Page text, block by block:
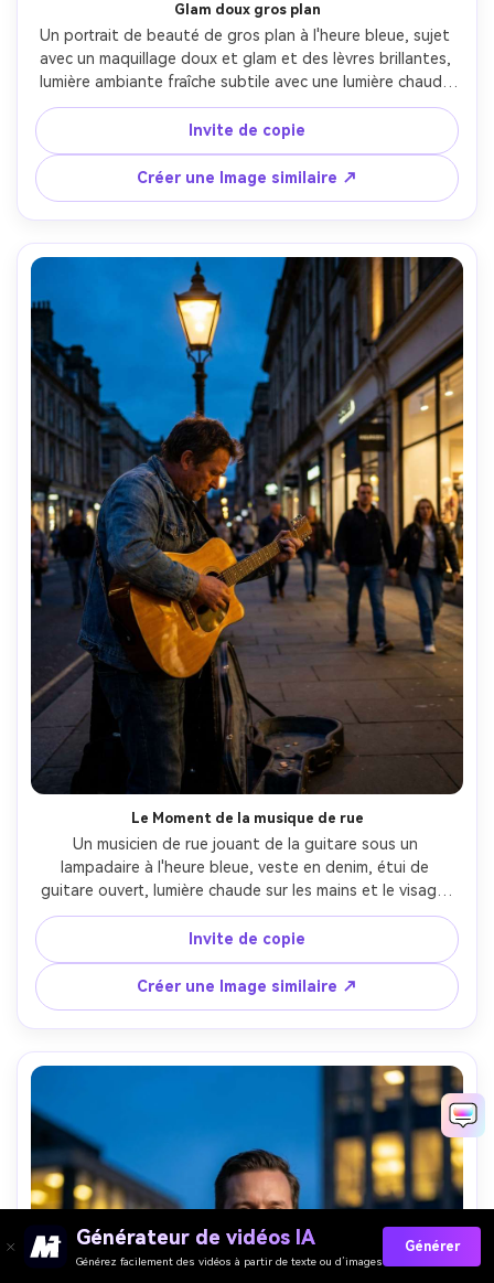
Glam doux gros plan
Un portrait de beauté de gros plan à l'heure bleue, sujet
avec un maquillage doux et glam et des lèvres brillantes,
lumière ambiante fraîche subtile avec une lumière chaude
de bord de lampadaire, lumières floues de la ville en
arrière-plan, prise sur Sony A7IV, 85mm f/1.4, cadre serré,
tack-yeux tranchants, bokeh crémeux, photographie de
beauté éditoriale, photoréaliste- -ar 4:5
Invite de copie
Créer une Image similaire ↗
Le Moment de la musique de rue
Un musicien de rue jouant de la guitare sous un
lampadaire à l'heure bleue, veste en denim, étui de
guitare ouvert, lumière chaude sur les mains et le visage,
ciel bleu frais et les piétons de passage doucement flou,
tourné sur Canon R6, 50mm f/1.8, cadre à mi-prise,
sensation documentaire, contraste riche, détails ultra-
réalistes-AR 4:5
Invite de copie
Créer une Image similaire ↗
Générateur de vidéos IA
Générez facilement des vidéos à partir de texte ou d’images
Générer